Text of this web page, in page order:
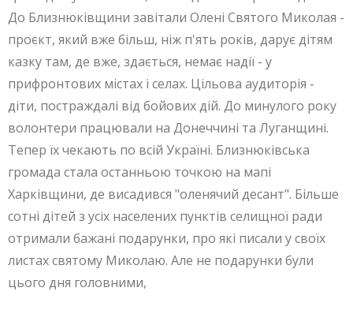
До Близнюківщини завітали Олені Святого Миколая -
проєкт, який вже більш, ніж п'ять років, дарує дітям
казку там, де вже, здається, немає надії - у
прифронтових містах і селах. Цільова аудиторія -
діти, постраждалі від бойових дій. До минулого року
волонтери працювали на Донеччині та Луганщині.
Тепер їх чекають по всій Україні. Близнюківська
громада стала останньою точкою на мапі
Харківщини, де висадився "оленячий десант". Більше
сотні дітей з усіх населених пунктів селищної ради
отримали бажані подарунки, про які писали у своїх
листах святому Миколаю. Але не подарунки були
цього дня головними,